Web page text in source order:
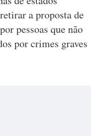
a proposta de
pessoas que não
por crimes graves